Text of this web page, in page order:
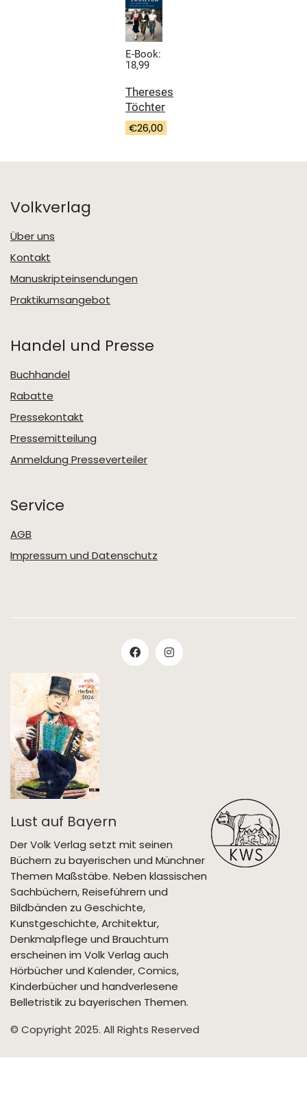
E-Book:
18,99
Thereses
Töchter
€26,00
Volkverlag
Über uns
Kontakt
Manuskripteinsendungen
Praktikumsangebot
Handel und Presse
Buchhandel
Rabatte
Pressekontakt
Pressemitteilung
Anmeldung Presseverteiler
Service
AGB
Impressum und Datenschutz
Lust auf Bayern
Der Volk Verlag setzt mit seinen
Büchern zu bayerischen und Münchner
Themen Maßstäbe. Neben klassischen
Sachbüchern, Reiseführern und
Bildbänden zu Geschichte,
Kunstgeschichte, Architektur,
Denkmalpflege und Brauchtum
erscheinen im Volk Verlag auch
Hörbücher und Kalender, Comics,
Kinderbücher und handverlesene
Belletristik zu bayerischen Themen.
© Copyright 2025. All Rights Reserved